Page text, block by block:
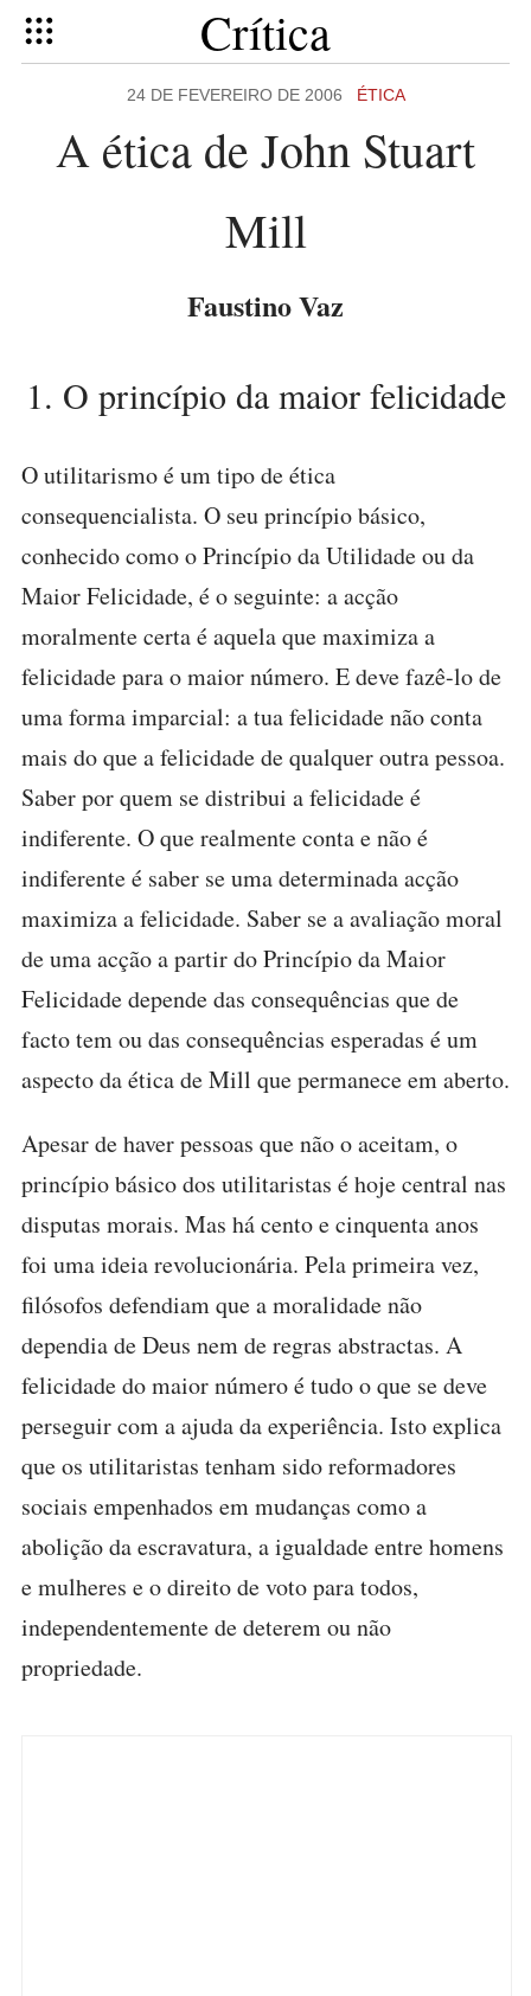
Crítica
24 DE FEVEREIRO DE 2006 ÉTICA
A ética de John Stuart
Mill
Faustino Vaz
1. O princípio da maior felicidade
O utilitarismo é um tipo de ética
consequencialista. O seu princípio básico,
conhecido como o Princípio da Utilidade ou da
Maior Felicidade, é o seguinte: a acção
moralmente certa é aquela que maximiza a
felicidade para o maior número. E deve fazê-lo de
uma forma imparcial: a tua felicidade não conta
mais do que a felicidade de qualquer outra pessoa.
Saber por quem se distribui a felicidade é
indiferente. O que realmente conta e não é
indiferente é saber se uma determinada acção
maximiza a felicidade. Saber se a avaliação moral
de uma acção a partir do Princípio da Maior
Felicidade depende das consequências que de
facto tem ou das consequências esperadas é um
aspecto da ética de Mill que permanece em aberto.
Apesar de haver pessoas que não o aceitam, o
princípio básico dos utilitaristas é hoje central nas
disputas morais. Mas há cento e cinquenta anos
foi uma ideia revolucionária. Pela primeira vez,
filósofos defendiam que a moralidade não
dependia de Deus nem de regras abstractas. A
felicidade do maior número é tudo o que se deve
perseguir com a ajuda da experiência. Isto explica
que os utilitaristas tenham sido reformadores
sociais empenhados em mudanças como a
abolição da escravatura, a igualdade entre homens
e mulheres e o direito de voto para todos,
independentemente de deterem ou não
propriedade.